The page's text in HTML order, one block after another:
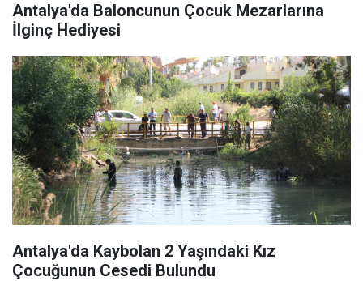
Antalya'da Baloncunun Çocuk Mezarlarına
İlginç Hediyesi
Antalya'da Kaybolan 2 Yaşındaki Kız
Çocuğunun Cesedi Bulundu